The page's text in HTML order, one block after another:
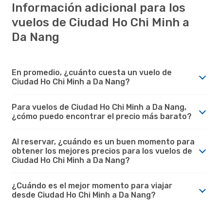
Información adicional para los
vuelos de Ciudad Ho Chi Minh a
Da Nang
En promedio, ¿cuánto cuesta un vuelo de
Ciudad Ho Chi Minh a Da Nang?
Para vuelos de Ciudad Ho Chi Minh a Da Nang,
¿cómo puedo encontrar el precio más barato?
Al reservar, ¿cuándo es un buen momento para
obtener los mejores precios para los vuelos de
Ciudad Ho Chi Minh a Da Nang?
¿Cuándo es el mejor momento para viajar
desde Ciudad Ho Chi Minh a Da Nang?